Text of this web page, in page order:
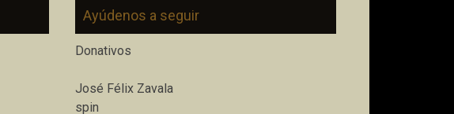
Ayúdenos a seguir
Donativos
José Félix Zavala
spin